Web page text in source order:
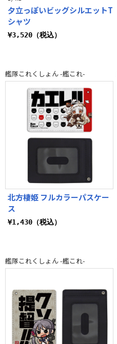
夕立っぽいビッグシルエットT
シャツ
¥3,520（税込）
艦隊これくしょん -艦これ-
北方棲姫 フルカラーパスケー
ス
¥1,430（税込）
艦隊これくしょん -艦これ-